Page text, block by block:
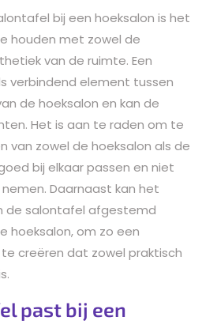
bij een hoeksalon is het
houden met zowel de
van de ruimte. Een
verbindend element tussen
de hoeksalon en kan de
Het is aan te raden om te
zowel de hoeksalon als de
bij elkaar passen en niet
Daarnaast kan het
de salontafel afgestemd
hoeksalon, om zo een
creëren dat zowel praktisch
past bij een